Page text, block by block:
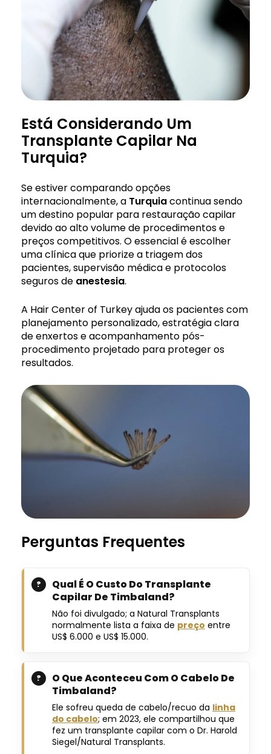
Está Considerando Um
Transplante Capilar Na
Turquia?
Se estiver comparando opções
internacionalmente, a Turquiacontinua sendo
um destino popular para restauração capilar
devido ao alto volume de procedimentos e
preços competitivos. O essencial é escolher
uma clínica que priorize a triagem dos
pacientes, supervisão médica e protocolos
seguros de anestesia.
A Hair Center of Turkey ajuda os pacientes com
planejamento personalizado, estratégia clara
de enxertos e acompanhamento pós-
procedimento projetado para proteger os
resultados.
Perguntas Frequentes
Qual É O Custo Do Transplante
Capilar De Timbaland?
Não foi divulgado; a Natural Transplants
normalmente lista a faixa de preço entre
US$ 6.000 e US$ 15.000.
O Que Aconteceu Com O Cabelo De
Timbaland?
Ele sofreu queda de cabelo/recuo da linha
do cabelo; em 2023, ele compartilhou que
fez um transplante capilar com o Dr. Harold
Siegel/Natural Transplants.